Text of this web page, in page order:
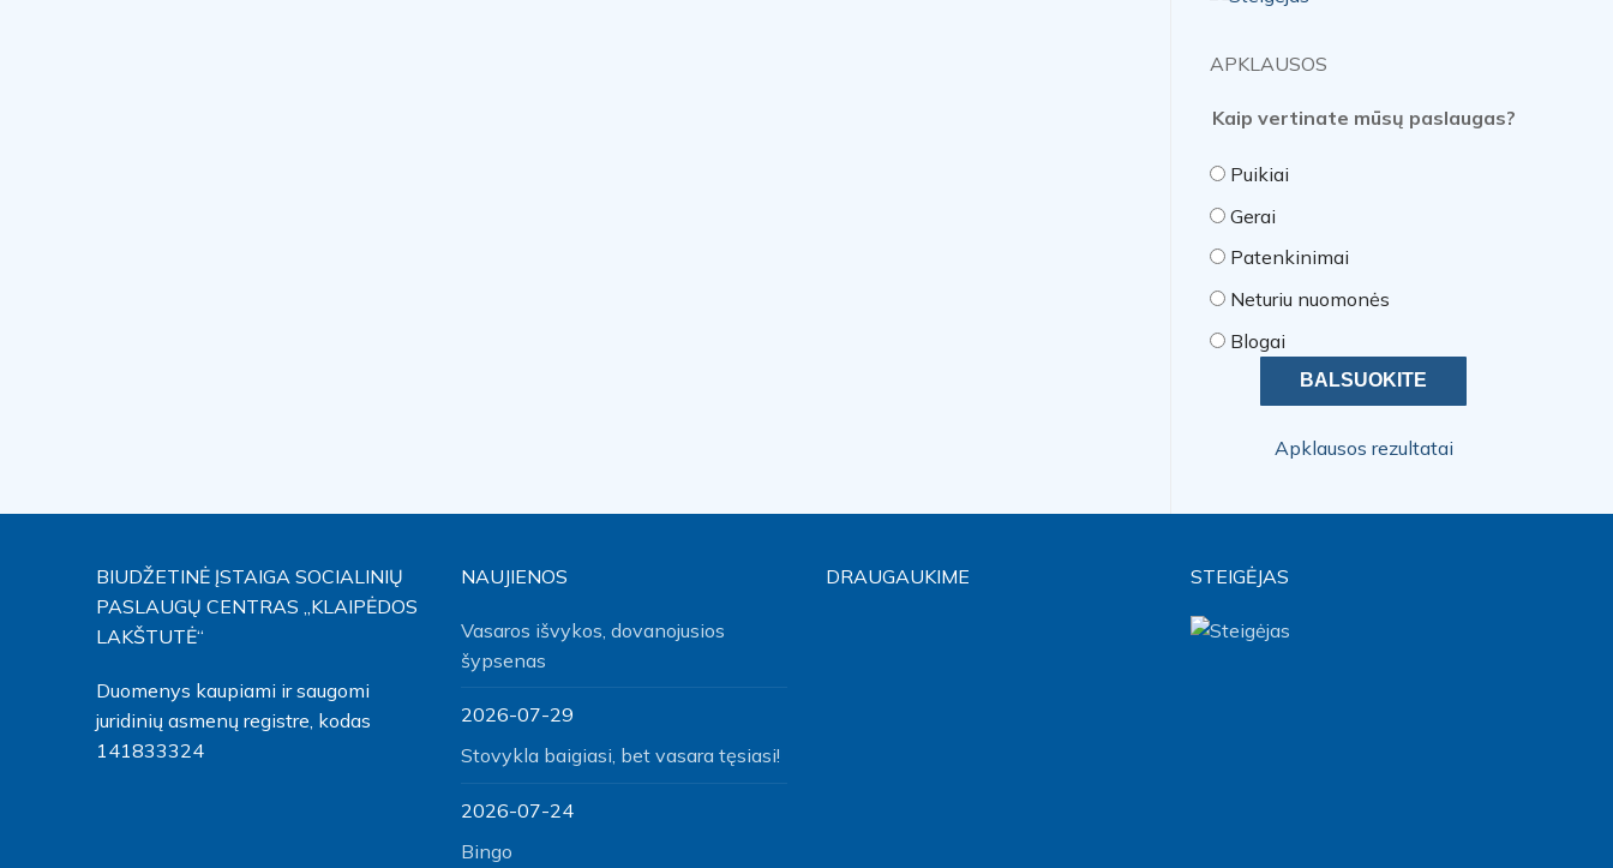
APKLAUSOS
Kaip vertinate mūsų paslaugas?
Puikiai
Gerai
Patenkinimai
Neturiu nuomonės
Blogai
Apklausos rezultatai
BIUDŽETINĖ ĮSTAIGA SOCIALINIŲ
PASLAUGŲ CENTRAS „KLAIPĖDOS
LAKŠTUTĖ“
Duomenys kaupiami ir saugomi
juridinių asmenų registre, kodas
141833324
NAUJIENOS
Vasaros išvykos, dovanojusios
šypsenas
2026-07-29
Stovykla baigiasi, bet vasara tęsiasi!
2026-07-24
Bingo
DRAUGAUKIME STEIGĖJAS